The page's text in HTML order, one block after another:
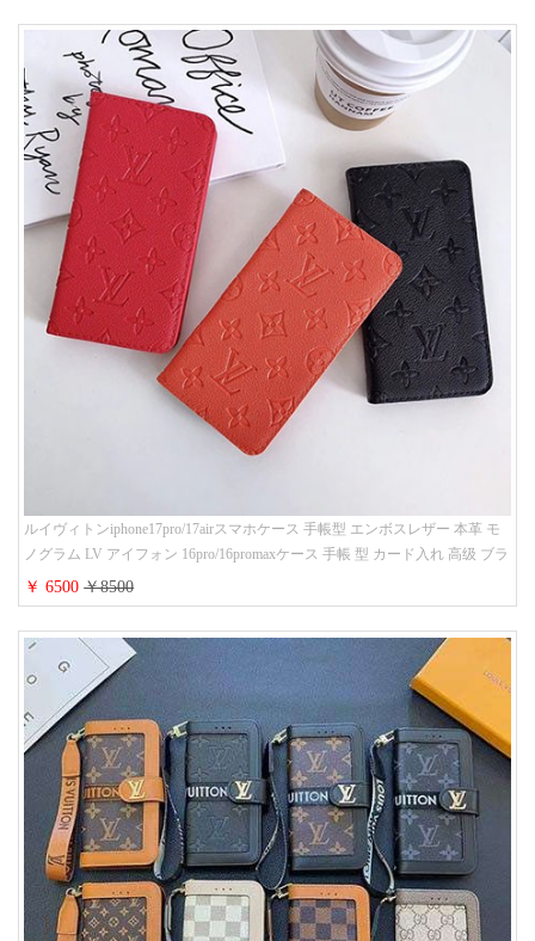
ルイヴィトンiphone17pro/17airスマホケース 手帳型 エンボスレザー 本革 モ
ノグラム LV アイフォン 16pro/16promaxケース 手帳 型 カード入れ 高级 ブラ
ンド iPhone 15/14/13 proケース 手帳型 男女通用 大人かわいい
￥ 6500￥8500